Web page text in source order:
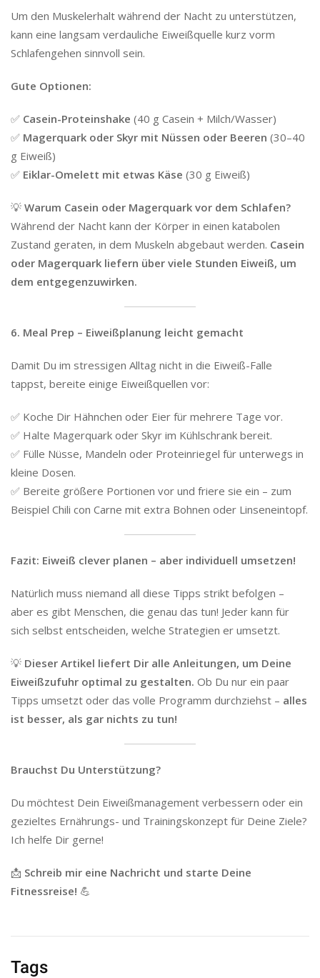
Um den Muskelerhalt während der Nacht zu unterstützen,
kann eine langsam verdauliche Eiweißquelle kurz vorm
Schlafengehen sinnvoll sein.
Gute Optionen:
✅ Casein-Proteinshake (40 g Casein + Milch/Wasser)
✅ Magerquark oder Skyr mit Nüssen oder Beeren (30–40
g Eiweiß)
✅ Eiklar-Omelett mit etwas Käse (30 g Eiweiß)
💡 Warum Casein oder Magerquark vor dem Schlafen?
Während der Nacht kann der Körper in einen katabolen
Zustand geraten, in dem Muskeln abgebaut werden. Casein
oder Magerquark liefern über viele Stunden Eiweiß, um
dem entgegenzuwirken.
6. Meal Prep – Eiweißplanung leicht gemacht
Damit Du im stressigen Alltag nicht in die Eiweiß-Falle
tappst, bereite einige Eiweißquellen vor:
✅ Koche Dir Hähnchen oder Eier für mehrere Tage vor.
✅ Halte Magerquark oder Skyr im Kühlschrank bereit.
✅ Fülle Nüsse, Mandeln oder Proteinriegel für unterwegs in
kleine Dosen.
✅ Bereite größere Portionen vor und friere sie ein – zum
Beispiel Chili con Carne mit extra Bohnen oder Linseneintopf.
Fazit: Eiweiß clever planen – aber individuell umsetzen!
Natürlich muss niemand all diese Tipps strikt befolgen –
aber es gibt Menschen, die genau das tun! Jeder kann für
sich selbst entscheiden, welche Strategien er umsetzt.
💡 Dieser Artikel liefert Dir alle Anleitungen, um Deine
Eiweißzufuhr optimal zu gestalten. Ob Du nur ein paar
Tipps umsetzt oder das volle Programm durchziehst – alles
ist besser, als gar nichts zu tun!
Brauchst Du Unterstützung?
Du möchtest Dein Eiweißmanagement verbessern oder ein
gezieltes Ernährungs- und Trainingskonzept für Deine Ziele?
Ich helfe Dir gerne!
📩 Schreib mir eine Nachricht und starte Deine
Fitnessreise! 💪
Tags